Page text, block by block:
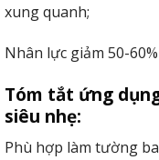
xung quanh;
Nhân lực giảm 50-
Tóm tắt ứng
siêu nhẹ:
Phù hợp làm tường